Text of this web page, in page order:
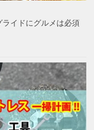
イドにグルメは必須